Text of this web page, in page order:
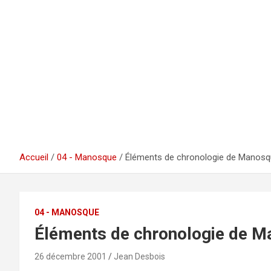
Accueil 04 - Manosque Éléments de chronologie de
04 - MANOSQUE
Éléments de chronologie de
26 décembre 2001 Jean Desbois